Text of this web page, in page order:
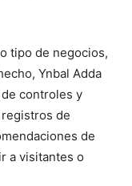
tipo de negocios,
Ynbal Adda
controles y
de
de
a visitantes o